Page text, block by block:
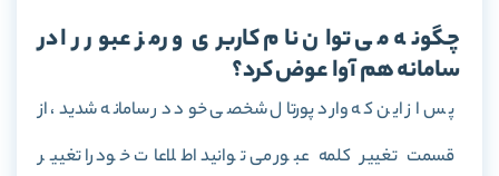
چگونه می توان نام کاربری و رمز عبور را در
سامانه هم آوا عوض کرد؟
پس از این که وارد پورتال شخصی خود در سامانه شدید، از
قسمت تغییر کلمه عبور می توانید اطلاعات خود را تغییر